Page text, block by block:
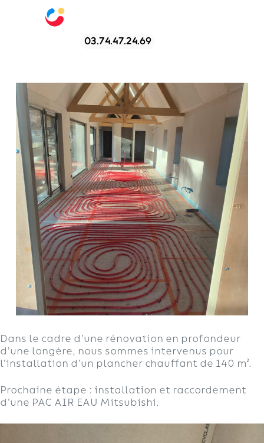
03.74.47.24.69
Dans le cadre d’une rénovation en profondeur
d’une longère, nous sommes intervenus pour
l’installation d’un plancher chauffant de 140 m².
Prochaine étape : installation et raccordement
d’une PAC AIR EAU Mitsubishi.